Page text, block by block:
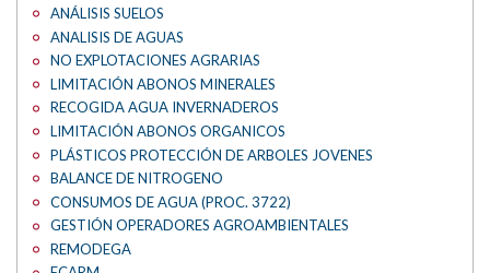
ANÁLISIS SUELOS
ANALISIS DE AGUAS
NO EXPLOTACIONES AGRARIAS
LIMITACIÓN ABONOS MINERALES
RECOGIDA AGUA INVERNADEROS
LIMITACIÓN ABONOS ORGANICOS
PLÁSTICOS PROTECCIÓN DE ARBOLES JOVENES
BALANCE DE NITROGENO
CONSUMOS DE AGUA (PROC. 3722)
GESTIÓN OPERADORES AGROAMBIENTALES
REMODEGA